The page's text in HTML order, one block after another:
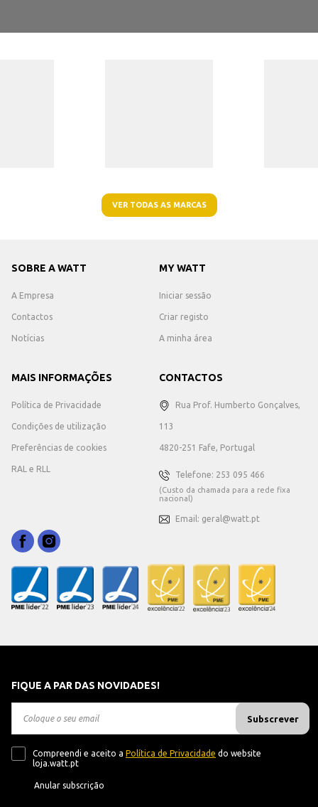
VER TODAS AS MARCAS
SOBRE A WATT
A Empresa
Contactos
Notícias
MY WATT
Iniciar sessão
Criar registo
A minha área
MAIS INFORMAÇÕES
Política de Privacidade
Condições de utilização
Preferências de cookies
RAL e RLL
CONTACTOS
Rua Prof. Humberto Gonçalves,
113
4820-251 Fafe, Portugal
Telefone: 253 095 466
(Custo da chamada para a rede fixa
nacional)
Email: geral@watt.pt
FIQUE A PAR DAS NOVIDADES!
Subscrever
Compreendi e aceito a Política de Privacidade do website
loja.watt.pt
Anular subscrição